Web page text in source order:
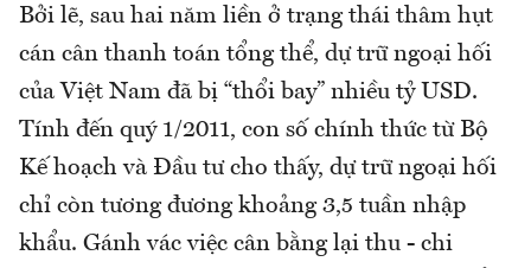
Bởi lẽ, sau hai năm liền ở trạng thái thâm hụt
cán cân thanh toán tổng thể, dự trữ ngoại hối
của Việt Nam đã bị “thổi bay” nhiều tỷ USD.
Tính đến quý 1/2011, con số chính thức từ Bộ
Kế hoạch và Đầu tư cho thấy, dự trữ ngoại hối
chỉ còn tương đương khoảng 3,5 tuần nhập
khẩu. Gánh vác việc cân bằng lại thu - chi